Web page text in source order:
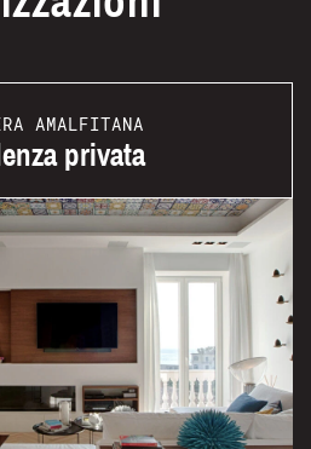
AMALFITANA
privata